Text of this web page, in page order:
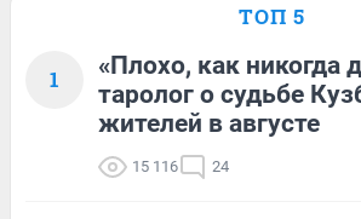
ТОП 5
1
«Плохо, как никогда
таролог о судьбе
жителей в августе
15 116 24